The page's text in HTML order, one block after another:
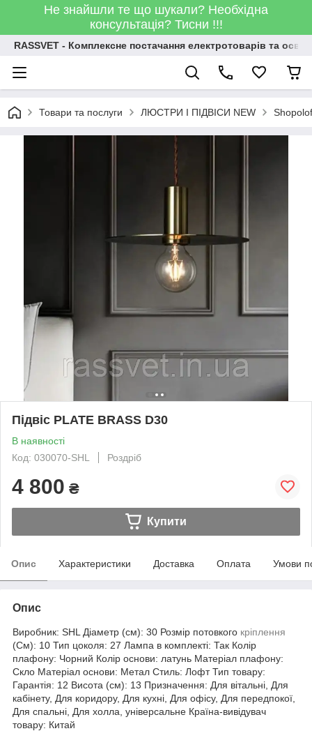
Не знайшли те що шукали? Необхідна
консультація? Тисни !!!
RASSVET - Комплексне постачання електротоварів та
Товари та послуги ЛЮСТРИ І ПІДВІСИ NEW
Підвіс PLATE BRASS D30
В наявності
Код: 030070-SHL
Роздріб
4 800 ₴
Купити
Опис Характеристики Доставка Оплата Умови
Опис
Виробник: SHL Діаметр (см): 30 Розмір потовкого кріплення
(См): 10 Тип цоколя: 27 Лампа в комплекті: Так Колір
плафону: Чорний Колір основи: латунь Матеріал плафону:
Скло Матеріал основи: Метал Стиль: Лофт Тип товару:
Гарантія: 12 Висота (см): 13 Призначення: Для вітальні, Для
кабінету, Для коридору, Для кухні, Для офісу, Для передпокої,
Для спальні, Для холла, універсальне Країна-вивідувач
товару: Китай